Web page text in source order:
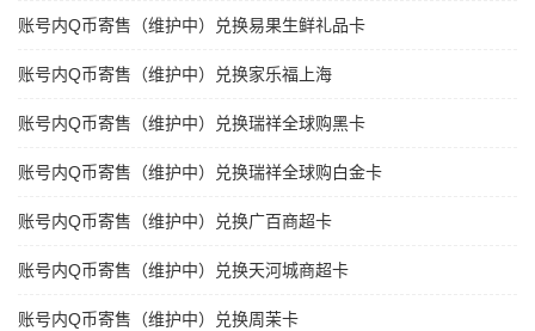
账号内Q币寄售（维护中）兑换易果生鲜礼品卡
账号内Q币寄售（维护中）兑换家乐福上海
账号内Q币寄售（维护中）兑换瑞祥全球购黑卡
账号内Q币寄售（维护中）兑换瑞祥全球购白金卡
账号内Q币寄售（维护中）兑换广百商超卡
账号内Q币寄售（维护中）兑换天河城商超卡
账号内Q币寄售（维护中）兑换周茉卡